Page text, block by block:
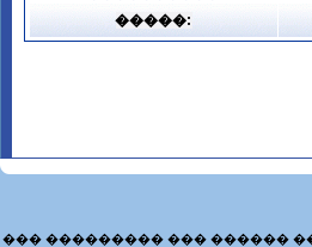
�����:
��� ��������� ��� ������